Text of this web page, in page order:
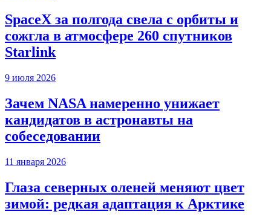
SpaceX за полгода свела с орбиты и
сожгла в атмосфере 260 спутников
Starlink
9 июля 2026
Зачем NASA намеренно унижает
кандидатов в астронавты на
собеседовании
11 января 2026
Глаза северных оленей меняют цвет
зимой: редкая адаптация к Арктике